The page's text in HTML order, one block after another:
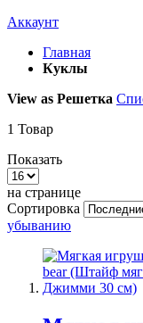
Аккаунт
Главная
Куклы
View as Решетка
1 Товар
Показать
на странице
Сортировка
убыванию